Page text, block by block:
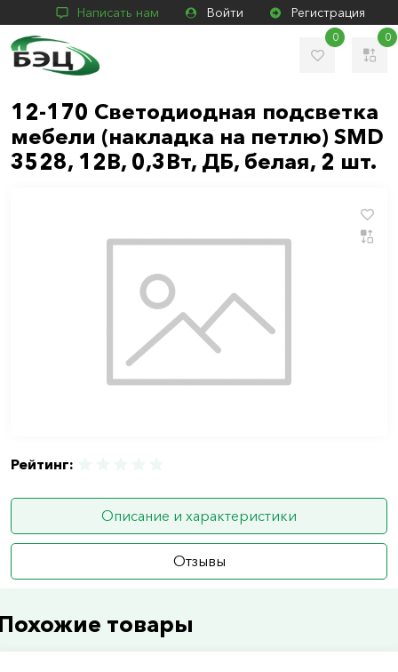
Написать нам Войти Регистрация
0 0
12-170 Светодиодная подсветка
мебели (накладка на петлю) SMD
3528, 12В, 0,3Вт, ДБ, белая, 2 шт.
Рейтинг:
Описание и характеристики
Отзывы
товары